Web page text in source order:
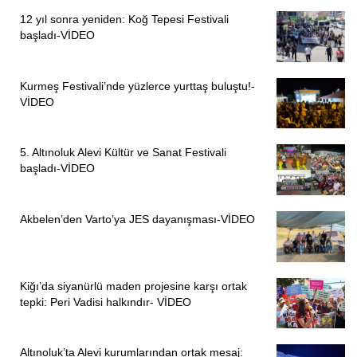
ortadayken, çalışma ve yaşam koşulları ve mesleki
saygınlıklarının giderek kötüleşmesi dikkat çekicidir.
Geçtiğimiz yıllar içinde öğretmenlerin ekonomik ve sosyal
sorunlarına ek olarak, mesleki saygınlıklarında da ciddi
gerilemeler yaşanmıştır.”
EMEKÇİLERİNİN HAKLARININ GÜVENCESİDİR”
“OHAL-KHK’leri ile sorgusuz, sualsiz, hukuksuz bir şekilde
işinden, ekmeğinden edilen KESK’li kamu emekçilerinin
mağduriyeti ağırlaştırmaya devam etmektedir” diyen Fatih,
“Yaşadığımız tüm olumsuzluklara, işimize, ekmeğimize ve
geleceğimize yönelik ağır tehdit ve saldırılara, hukuksuz
ihraç politikalarına, kaybedilme noktasına gelen mesleki
saygınlığın yeniden kazanılması, öğretmenliğin
12 yıl sonra yeniden: Koğ Tepesi Festivali
başladı-VİDEO
Kurmeş Festivali’nde yüzlerce yurttaş buluştu!-
VİDEO
5. Altınoluk Alevi Kültür ve Sanat Festivali
başladı-VİDEO
Akbelen’den Varto’ya JES dayanışması-VİDEO
Kiğı’da siyanürlü maden projesine karşı ortak
tepki: Peri Vadisi halkındır- VİDEO
Altınoluk’ta Alevi kurumlarından ortak mesaj: